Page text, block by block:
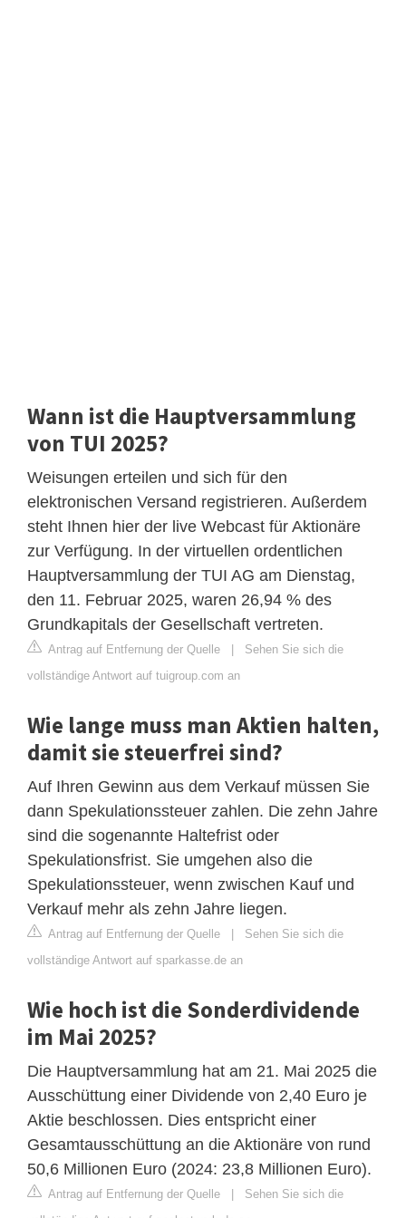
Wann ist die Hauptversammlung
von TUI 2025?
Weisungen erteilen und sich für den
elektronischen Versand registrieren. Außerdem
steht Ihnen hier der live Webcast für Aktionäre
zur Verfügung. In der virtuellen ordentlichen
Hauptversammlung der TUI AG am Dienstag,
den 11. Februar 2025, waren 26,94 % des
Grundkapitals der Gesellschaft vertreten.
Antrag auf Entfernung der Quelle | Sehen Sie sich die
vollständige Antwort auf tuigroup.com an
Wie lange muss man Aktien halten,
damit sie steuerfrei sind?
Auf Ihren Gewinn aus dem Verkauf müssen Sie
dann Spekulationssteuer zahlen. Die zehn Jahre
sind die sogenannte Haltefrist oder
Spekulationsfrist. Sie umgehen also die
Spekulationssteuer, wenn zwischen Kauf und
Verkauf mehr als zehn Jahre liegen.
Antrag auf Entfernung der Quelle | Sehen Sie sich die
vollständige Antwort auf sparkasse.de an
Wie hoch ist die Sonderdividende
im Mai 2025?
Die Hauptversammlung hat am 21. Mai 2025 die
Ausschüttung einer Dividende von 2,40 Euro je
Aktie beschlossen. Dies entspricht einer
Gesamtausschüttung an die Aktionäre von rund
50,6 Millionen Euro (2024: 23,8 Millionen Euro).
Antrag auf Entfernung der Quelle | Sehen Sie sich die